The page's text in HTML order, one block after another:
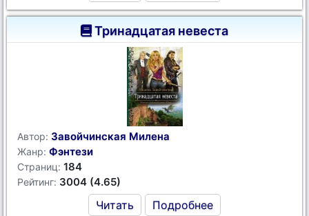
Тринадцатая невеста
Автор: Завойчинская Милена
Жанр: Фэнтези
Страниц: 184
Рейтинг: 3004 (4.65)
Читать Подробнее